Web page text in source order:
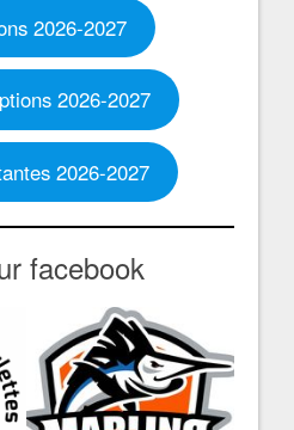
2026-2027
2026-2027
2026-2027
facebook